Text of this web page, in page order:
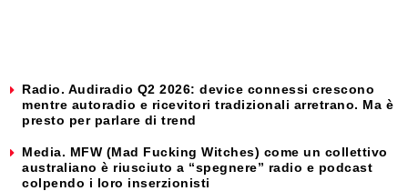
Radio. Audiradio Q2 2026: device connessi crescono
mentre autoradio e ricevitori tradizionali arretrano. Ma è
presto per parlare di trend
Media. MFW (Mad Fucking Witches) come un collettivo
australiano è riusciuto a “spegnere” radio e podcast
colpendo i loro inserzionisti